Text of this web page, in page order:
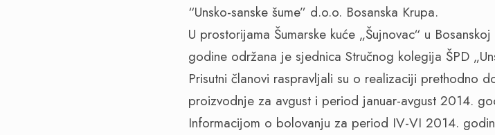
“Unsko-sanske šume” d.o.o. Bosanska Krupa.
U prostorijama Šumarske kuće „Šujnovac“ u
godine održana je sjednica Stručnog kolegija ŠPD
Prisutni članovi raspravljali su o realizaciji prethodno
proizvodnje za avgust i period januar-avgust 2014.
Informacijom o bolovanju za period IV-VI 2014.